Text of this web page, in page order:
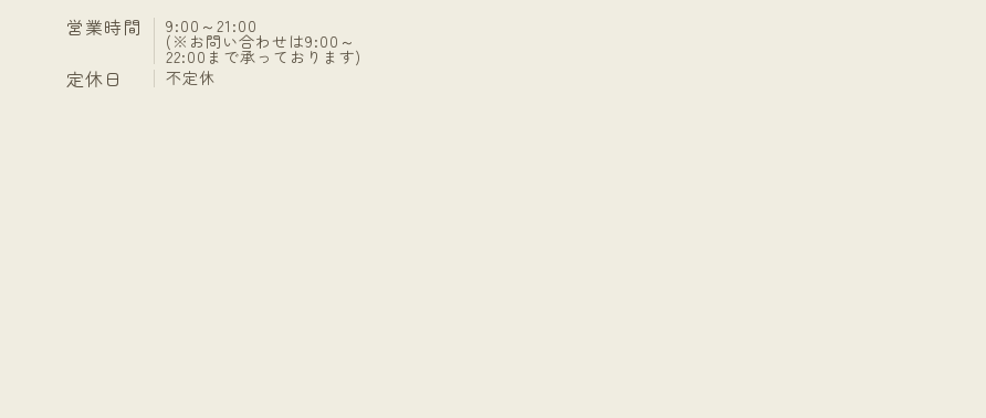
営業時間
9:00～21:00
(※お問い合わせは9:00～
22:00まで承っております)
定休日 不定休